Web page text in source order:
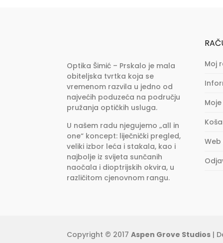
Optika Šimić – Prskalo je mala
obiteljska tvrtka koja se
vremenom razvila u jedno od
najvećih poduzeća na području
pružanja optičkih usluga.
U našem radu njegujemo „all in
one“ koncept: liječnički pregled,
veliki izbor leća i stakala, kao i
najbolje iz svijeta sunčanih
naočala i dioptrijskih okvira, u
različitom cjenovnom rangu.
Moj
Copyright © 2017Aspen Grove Studios |